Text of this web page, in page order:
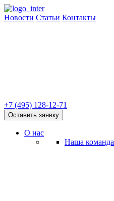
Новости Статьи Контакты
+7 (495) 128-12-71
Оставить заявку
О нас
Наша команда